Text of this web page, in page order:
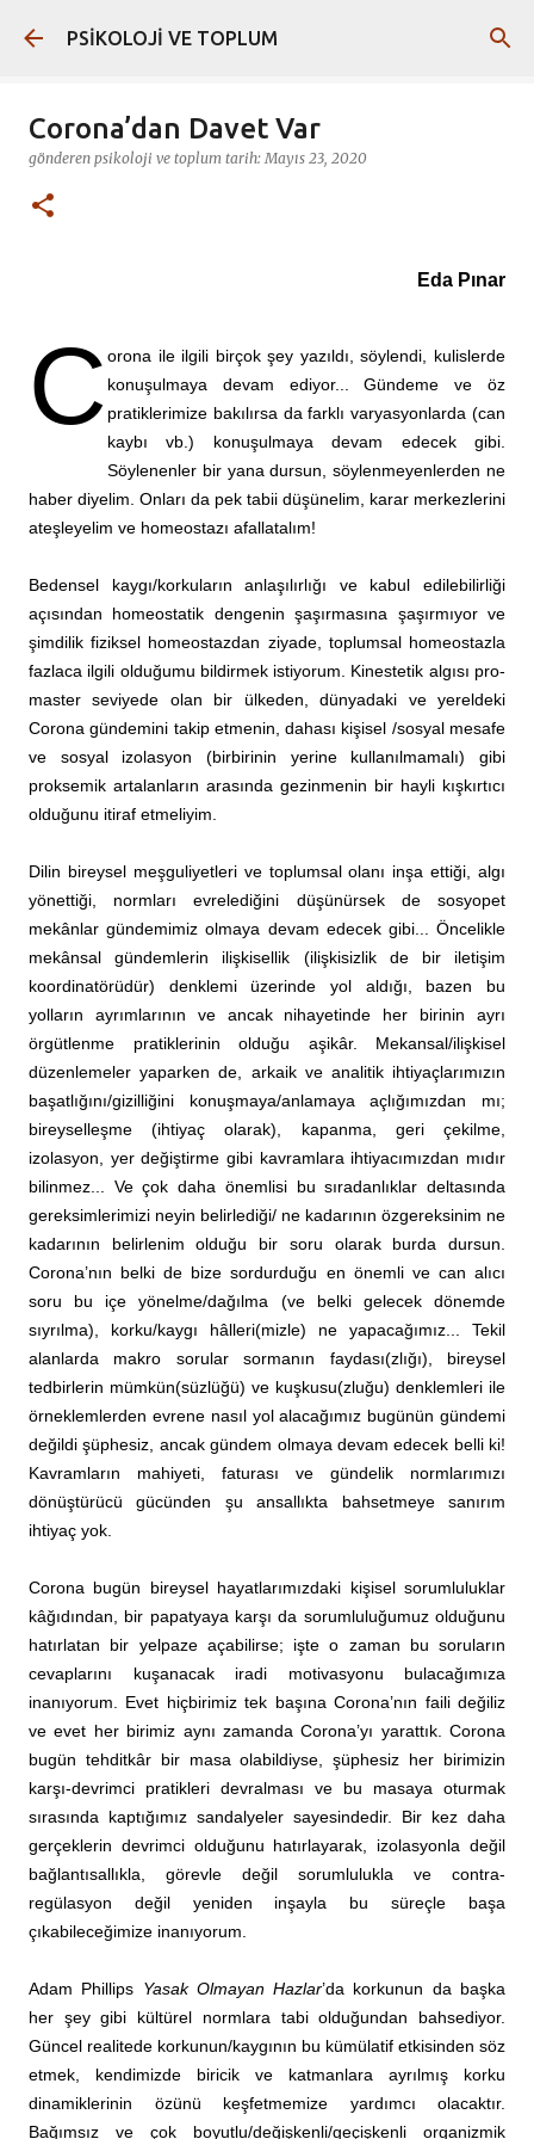
Ana içeriğe atla
PSİKOLOJİ VE TOPLUM
Corona’dan Davet Var
gönderen psikoloji ve toplum tarih:Mayıs 23, 2020
Eda Pınar
C orona ile ilgili birçok şey yazıldı, söylendi, kulislerde
konuşulmaya devam ediyor... Gündeme ve öz
pratiklerimize bakılırsa da farklı varyasyonlarda (can
kaybı vb.) konuşulmaya devam edecek gibi.
Söylenenler bir yana dursun, söylenmeyenlerden ne
haber diyelim. Onları da pek tabii düşünelim, karar merkezlerini
ateşleyelim ve homeostazı afallatalım!
Bedensel kaygı/korkuların anlaşılırlığı ve kabul edilebilirliği
açısından homeostatik dengenin şaşırmasına şaşırmıyor ve
şimdilik fiziksel homeostazdan ziyade, toplumsal homeostazla
fazlaca ilgili olduğumu bildirmek istiyorum. Kinestetik algısı pro-
master seviyede olan bir ülkeden, dünyadaki ve yereldeki
Corona gündemini takip etmenin, dahası kişisel /sosyal mesafe
ve sosyal izolasyon (birbirinin yerine kullanılmamalı) gibi
proksemik artalanların arasında gezinmenin bir hayli kışkırtıcı
olduğunu itiraf etmeliyim.
Dilin bireysel meşguliyetleri ve toplumsal olanı inşa ettiği, algı
yönettiği, normları evrelediğini düşünürsek de sosyopet
mekânlar gündemimiz olmaya devam edecek gibi... Öncelikle
mekânsal gündemlerin ilişkisellik (ilişkisizlik de bir iletişim
koordinatörüdür) denklemi üzerinde yol aldığı, bazen bu
yolların ayrımlarının ve ancak nihayetinde her birinin ayrı
örgütlenme pratiklerinin olduğu aşikâr. Mekansal/ilişkisel
düzenlemeler yaparken de, arkaik ve analitik ihtiyaçlarımızın
başatlığını/gizilliğini konuşmaya/anlamaya açlığımızdan mı;
bireyselleşme (ihtiyaç olarak), kapanma, geri çekilme,
izolasyon, yer değiştirme gibi kavramlara ihtiyacımızdan mıdır
bilinmez... Ve çok daha önemlisi bu sıradanlıklar deltasında
gereksimlerimizi neyin belirlediği/ ne kadarının özgereksinim ne
kadarının belirlenim olduğu bir soru olarak burda dursun.
Corona’nın belki de bize sordurduğu en önemli ve can alıcı
soru bu içe yönelme/dağılma (ve belki gelecek dönemde
sıyrılma), korku/kaygı hâlleri(mizle) ne yapacağımız... Tekil
alanlarda makro sorular sormanın faydası(zlığı), bireysel
tedbirlerin mümkün(süzlüğü) ve kuşkusu(zluğu) denklemleri ile
örneklemlerden evrene nasıl yol alacağımız bugünün gündemi
değildi şüphesiz, ancak gündem olmaya devam edecek belli ki!
Kavramların mahiyeti, faturası ve gündelik normlarımızı
dönüştürücü gücünden şu ansallıkta bahsetmeye sanırım
ihtiyaç yok.
Corona bugün bireysel hayatlarımızdaki kişisel sorumluluklar
kâğıdından, bir papatyaya karşı da sorumluluğumuz olduğunu
hatırlatan bir yelpaze açabilirse; işte o zaman bu soruların
cevaplarını kuşanacak iradi motivasyonu bulacağımıza
inanıyorum. Evet hiçbirimiz tek başına Corona’nın faili değiliz
ve evet her birimiz aynı zamanda Corona’yı yarattık. Corona
bugün tehditkâr bir masa olabildiyse, şüphesiz her birimizin
karşı-devrimci pratikleri devralması ve bu masaya oturmak
sırasında kaptığımız sandalyeler sayesindedir. Bir kez daha
gerçeklerin devrimci olduğunu hatırlayarak, izolasyonla değil
bağlantısallıkla, görevle değil sorumlulukla ve contra-
regülasyon değil yeniden inşayla bu süreçle başa
çıkabileceğimize inanıyorum.
Adam Phillips Yasak Olmayan Hazlar’da korkunun da başka
her şey gibi kültürel normlara tabi olduğundan bahsediyor.
Güncel realitede korkunun/kaygının bu kümülatif etkisinden söz
etmek, kendimizde biricik ve katmanlara ayrılmış korku
dinamiklerinin özünü keşfetmemize yardımcı olacaktır.
Bağımsız ve çok boyutlu/değişkenli/geçişkenli organizmik